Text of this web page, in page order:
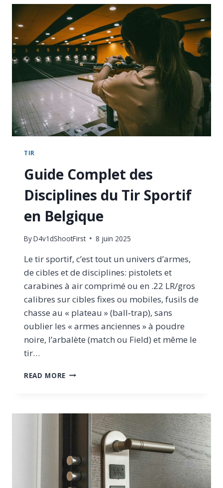
BELGIQUE
:
TOUT
COMPRENDRE
SUR
LES
MODÈLES
3,
4,
ET
9
TIR
Guide Complet des
Disciplines du Tir Sportif
en Belgique
ByD4v1dShootFirst 8 juin 2025
Le tir sportif, c’est tout un univers d’armes,
de cibles et de disciplines: pistolets et
carabines à air comprimé ou en .22 LR/gros
calibres sur cibles fixes ou mobiles, fusils de
chasse au « plateau » (ball‑trap), sans
oublier les « armes anciennes » à poudre
noire, l’arbalète (match ou Field) et même le
tir…
READ MORE GUIDE
DU
SPORTIF
BELGIQUE